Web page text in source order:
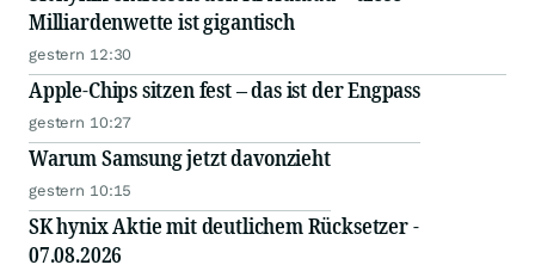
Milliardenwette ist gigantisch
gestern 12:30
Apple-Chips sitzen fest – das ist der Engpass
gestern 10:27
Warum Samsung jetzt davonzieht
gestern 10:15
SK hynix Aktie mit deutlichem Rücksetzer -
07.08.2026